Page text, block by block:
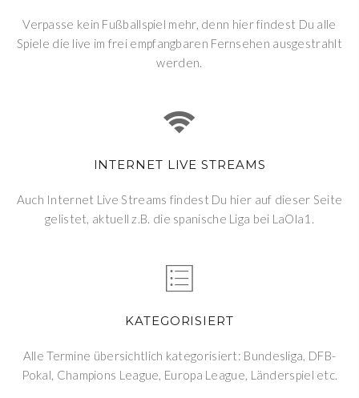
Verpasse kein Fußballspiel mehr, denn hier findest Du alle
Spiele die live im frei empfangbaren Fernsehen ausgestrahlt
werden.
INTERNET LIVE STREAMS
Auch Internet Live Streams findest Du hier auf dieser Seite
gelistet, aktuell z.B. die spanische Liga bei LaOla1.
KATEGORISIERT
Alle Termine übersichtlich kategorisiert: Bundesliga, DFB-
Pokal, Champions League, Europa League, Länderspiel etc.